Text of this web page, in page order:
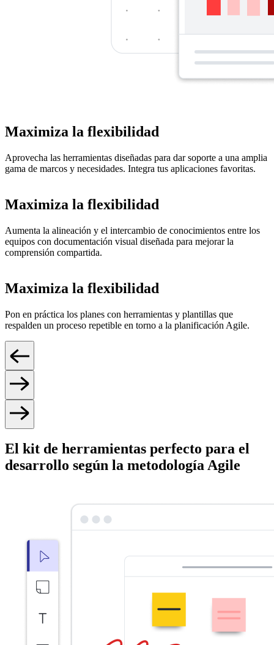
Maximiza la flexibilidad
Aprovecha las herramientas diseñadas para dar soporte a una amplia
gama de marcos y necesidades. Integra tus aplicaciones favoritas.
Maximiza la flexibilidad
Aumenta la alineación y el intercambio de conocimientos entre los
equipos con documentación visual diseñada para mejorar la
comprensión compartida.
Maximiza la flexibilidad
Pon en práctica los planes con herramientas y plantillas que
respalden un proceso repetible en torno a la planificación Agile.
El kit de herramientas perfecto para el
desarrollo según la metodología Agile